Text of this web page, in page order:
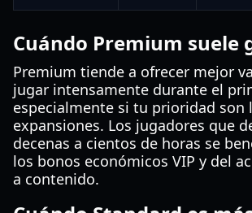
Cuándo Premium suele
Premium tiende a ofrecer mejor
jugar intensamente durante el
especialmente si tu prioridad son
expansiones. Los jugadores que
decenas a cientos de horas se
los bonos económicos VIP y del
a contenido.